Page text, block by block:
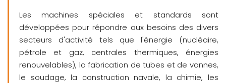
Les machines spéciales et standards sont
développées pour répondre aux besoins des divers
secteurs d'activité tels que l'énergie (nucléaire,
pétrole et gaz, centrales thermiques, énergies
renouvelables), la fabrication de tubes et de vannes,
le soudage, la construction navale, la chimie, les